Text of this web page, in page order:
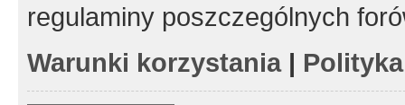
regulaminy poszczególnych
Warunki korzystania|